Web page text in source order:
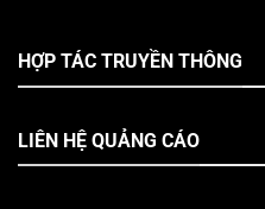
HỢP TÁC TRUYỀN THÔNG
LIÊN HỆ QUẢNG CÁO